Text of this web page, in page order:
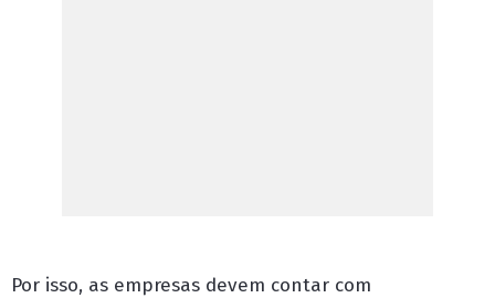
Por isso, as empresas devem contar com